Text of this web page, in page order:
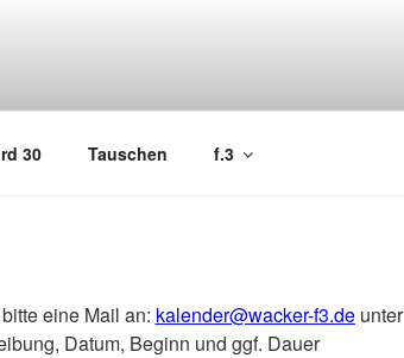
30 Tauschen f.3
eine Mail an: kalender@wacker-f3.deunter
Datum, Beginn und ggf. Dauer